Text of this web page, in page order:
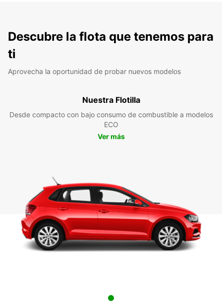
Descubre la flota que tenemos para
ti
Aprovecha la oportunidad de probar nuevos modelos
Nuestra Flotilla
Desde compacto con bajo consumo de combustible a modelos
ECO
Ver más